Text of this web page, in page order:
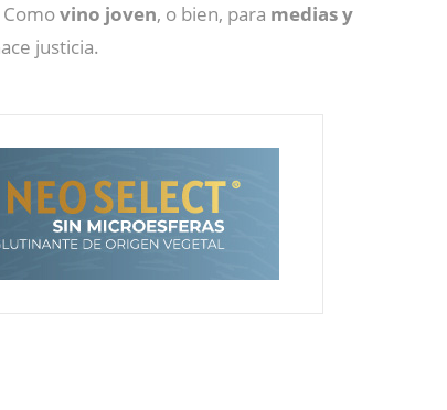
vino joven, o bien, para medias y
justicia.